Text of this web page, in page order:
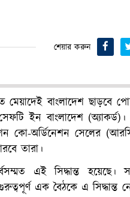
শেয়ার করুন
মেয়াদেই বাংলাদেশ ছাড়বে
ইন বাংলাদেশ
কো-অর্ডিনেশন সেলের
তারা।
এই সিদ্ধান্ত হয়েছে।
এক বৈঠকে এ সিদ্ধান্ত